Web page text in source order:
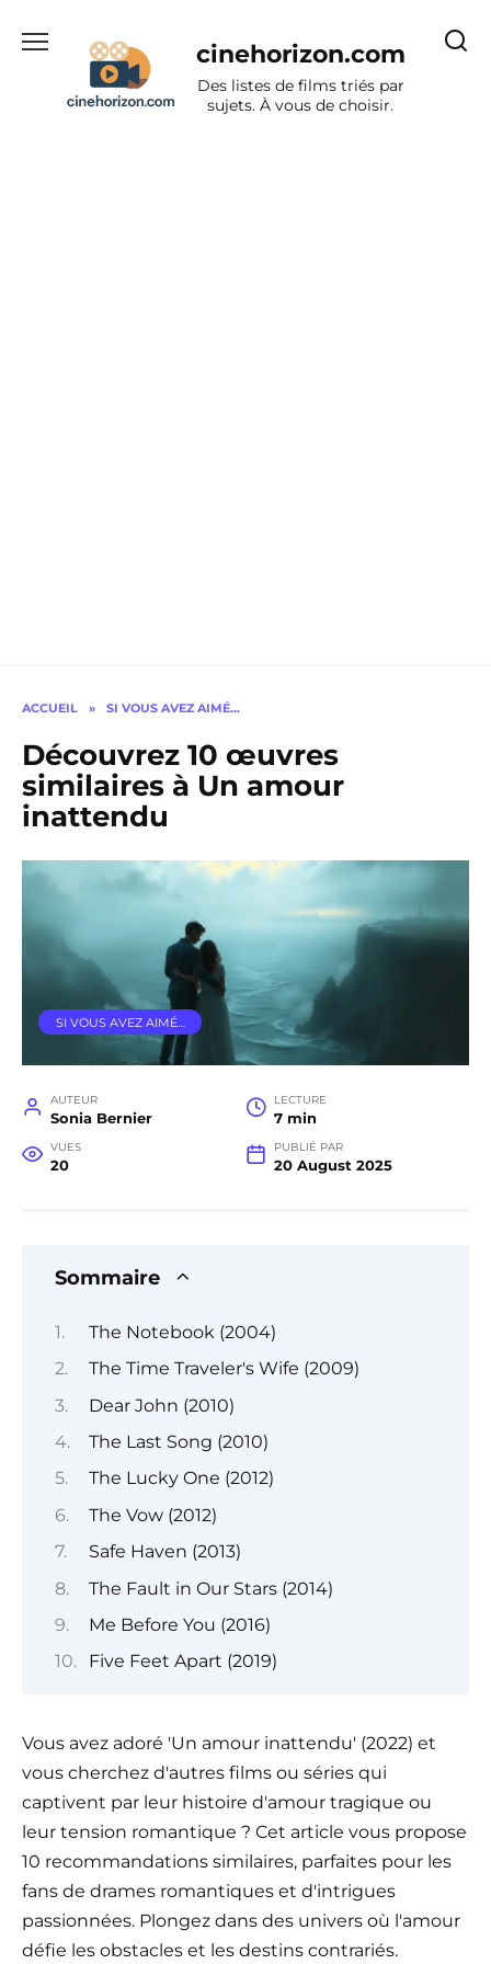
cinehorizon.com
Des listes de films triés par
sujets. À vous de choisir.
ACCUEIL » SI VOUS AVEZ AIMÉ…
Découvrez 10 œuvres
similaires à Un amour
inattendu
SI VOUS AVEZ AIMÉ…
AUTEUR
Sonia Bernier
LECTURE
7 min
VUES
20
PUBLIÉ PAR
20 August 2025
Sommaire
The Notebook (2004)
The Time Traveler's Wife (2009)
Dear John (2010)
The Last Song (2010)
The Lucky One (2012)
The Vow (2012)
Safe Haven (2013)
The Fault in Our Stars (2014)
Me Before You (2016)
Five Feet Apart (2019)
Vous avez adoré 'Un amour inattendu' (2022) et
vous cherchez d'autres films ou séries qui
captivent par leur histoire d'amour tragique ou
leur tension romantique ? Cet article vous propose
10 recommandations similaires, parfaites pour les
fans de drames romantiques et d'intrigues
passionnées. Plongez dans des univers où l'amour
défie les obstacles et les destins contrariés.